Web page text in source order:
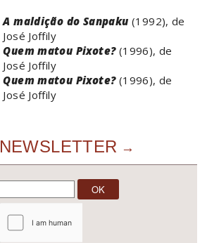
A maldição do Sanpaku (1992), de
José Joffily
Quem matou Pixote?(1996), de
José Joffily
Quem matou Pixote?(1996), de
José Joffily
NEWSLETTER